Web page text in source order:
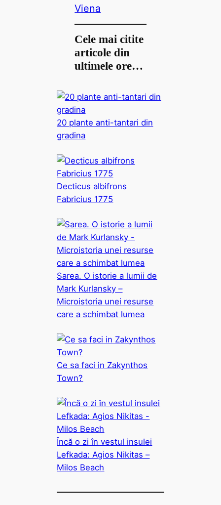
Viena
Cele mai citite
articole din
ultimele ore…
20 plante anti-tantari din
gradina
Decticus albifrons
Fabricius 1775
Sarea. O istorie a lumii de
Mark Kurlansky –
Microistoria unei resurse
care a schimbat lumea
Ce sa faci in Zakynthos
Town?
Încă o zi în vestul insulei
Lefkada: Agios Nikitas –
Milos Beach